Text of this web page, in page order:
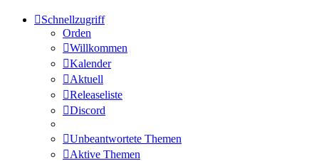
Schnellzugriff
Orden
Willkommen
Kalender
Aktuell
Releaseliste
Discord
Unbeantwortete Themen
Aktive Themen